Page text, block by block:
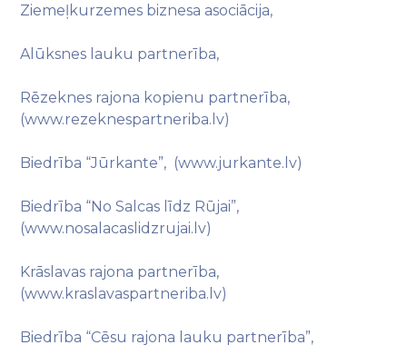
Ziemeļkurzemes biznesa asociācija,
Alūksnes lauku partnerība,
Rēzeknes rajona kopienu partnerība,
(www.rezeknespartneriba.lv)
Biedrība “Jūrkante”, (www.jurkante.lv)
Biedrība “No Salcas līdz Rūjai”,
(www.nosalacaslidzrujai.lv)
Krāslavas rajona partnerība,
(www.kraslavaspartneriba.lv)
Biedrība “Cēsu rajona lauku partnerība”,